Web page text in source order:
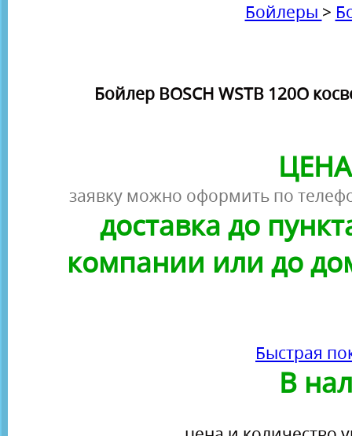
Бойлеры >
Бойлер BOSCH WSTB 120O
заявку можно оформить по
доставка до
компании или до
Быстрая
В